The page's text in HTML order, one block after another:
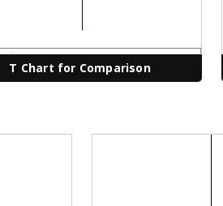
T Chart for Comparison